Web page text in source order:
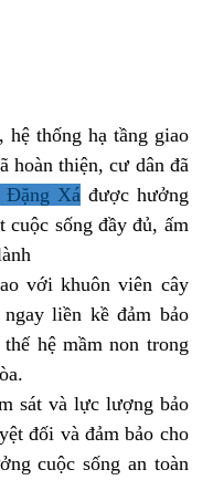
thống hạ tầng giao
hoàn thiện, cư dân đã
Đặng Xá được hưởng
sống đầy đủ, ấm
với khuôn viên cây
liền kề đảm bảo
hệ mầm non trong
sát và lực lượng bảo
đối và đảm bảo cho
cuộc sống an toàn